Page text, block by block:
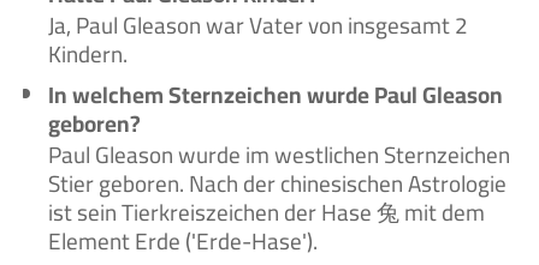
Ja, Paul Gleason war Vater von insgesamt 2
Kindern.
In welchem Sternzeichen wurde Paul Gleason
geboren?
Paul Gleason wurde im westlichen Sternzeichen
Stier geboren. Nach der chinesischen Astrologie
ist sein Tierkreiszeichen der Hase 兔 mit dem
Element Erde ('Erde-Hase').